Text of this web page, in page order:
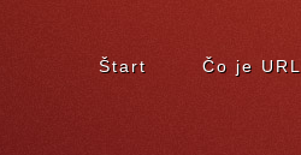
Štart Čo je